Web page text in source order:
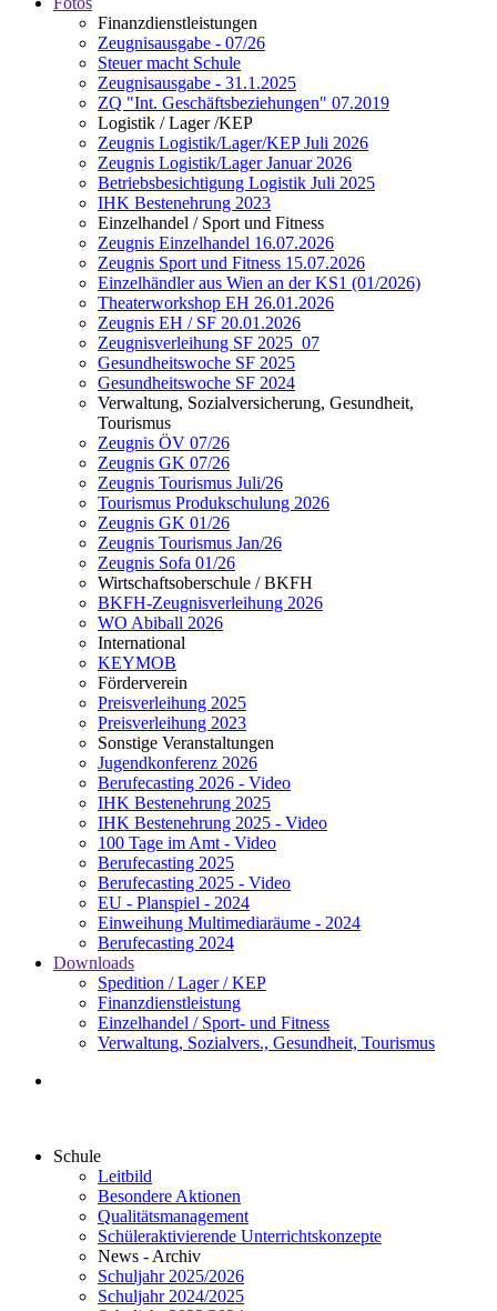
Finanzdienstleistungen
Zeugnisausgabe - 07/26
Steuer macht Schule
Zeugnisausgabe - 31.1.2025
ZQ "Int. Geschäftsbeziehungen" 07.2019
Logistik / Lager /KEP
Zeugnis Logistik/Lager/KEP Juli 2026
Zeugnis Logistik/Lager Januar 2026
Betriebsbesichtigung Logistik Juli 2025
IHK Bestenehrung 2023
Einzelhandel / Sport und Fitness
Zeugnis Einzelhandel 16.07.2026
Zeugnis Sport und Fitness 15.07.2026
Einzelhändler aus Wien an der KS1 (01/2026)
Theaterworkshop EH 26.01.2026
Zeugnis EH / SF 20.01.2026
Zeugnisverleihung SF 2025_07
Gesundheitswoche SF 2025
Gesundheitswoche SF 2024
Verwaltung, Sozialversicherung, Gesundheit,
Tourismus
Zeugnis ÖV 07/26
Zeugnis GK 07/26
Zeugnis Tourismus Juli/26
Tourismus Produkschulung 2026
Zeugnis GK 01/26
Zeugnis Tourismus Jan/26
Zeugnis Sofa 01/26
Wirtschaftsoberschule / BKFH
BKFH-Zeugnisverleihung 2026
WO Abiball 2026
International
KEYMOB
Förderverein
Preisverleihung 2025
Preisverleihung 2023
Sonstige Veranstaltungen
Jugendkonferenz 2026
Berufecasting 2026 - Video
IHK Bestenehrung 2025
IHK Bestenehrung 2025 - Video
100 Tage im Amt - Video
Berufecasting 2025
Berufecasting 2025 - Video
EU - Planspiel - 2024
Einweihung Multimediaräume - 2024
Berufecasting 2024
Downloads
Spedition / Lager / KEP
Finanzdienstleistung
Einzelhandel / Sport- und Fitness
Verwaltung, Sozialvers., Gesundheit, Tourismus
Schule
Leitbild
Besondere Aktionen
Qualitätsmanagement
Schüleraktivierende Unterrichtskonzepte
News - Archiv
Schuljahr 2025/2026
Schuljahr 2024/2025